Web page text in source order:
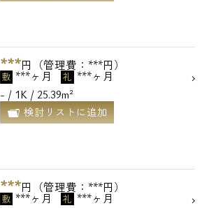
***円（管理費：***円）
敷 ***ヶ月 礼 ***ヶ月
- / 1K / 25.39m²
検討リストに追加
***円（管理費：***円）
敷 ***ヶ月 礼 ***ヶ月